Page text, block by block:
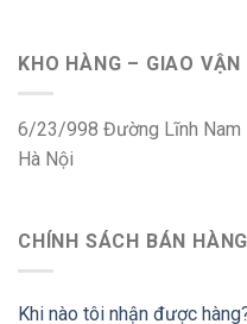
KHO HÀNG – GIAO VẬN
6/23/998 Đường Lĩnh Nam
Hà Nội
CHÍNH SÁCH BÁN HÀNG
Khi nào tôi nhận được